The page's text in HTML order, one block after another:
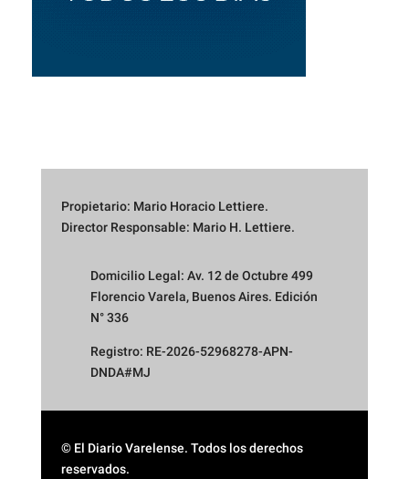
Propietario: Mario Horacio Lettiere.
Director Responsable: Mario H. Lettiere.
Domicilio Legal: Av. 12 de Octubre 499
Florencio Varela, Buenos Aires. Edición
N° 336
Registro: RE-2026-52968278-APN-
DNDA#MJ
© El Diario Varelense. Todos los derechos
reservados.